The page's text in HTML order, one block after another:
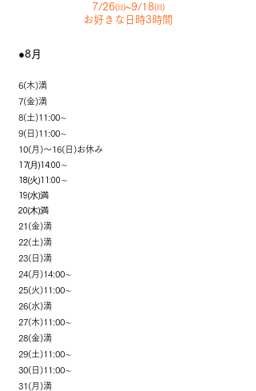
​7/26㈰~9/18㈰
​お好きな日時3時間
●8月
6(木)満
7(金)満
8(土)11:00∼
9(日)11:00∼
10(月)～16(日)お休み
17(月)14:00∼
18(火)11:00∼
19(水)満
20(木)満
21(金)満
22(土)満
​23(日)満
24(月)14:00∼
25(火)11:00∼
26(水)満
27(木)11:00∼
28(金)満
29(土)11:00∼
30(日)11:00∼
31(月)満